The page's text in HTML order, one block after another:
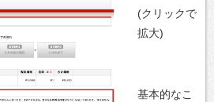
(クリックで
拡大)
基本的なこ